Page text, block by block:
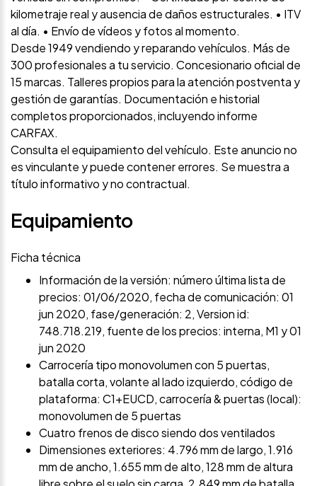
kilometraje real y ausencia de daños estructurales. • ITV
al día. • Envío de vídeos y fotos al momento.
Desde 1949 vendiendo y reparando vehículos. Más de
300 profesionales a tu servicio. Concesionario oficial de
15 marcas. Talleres propios para la atención postventa y
gestión de garantías. Documentación e historial
completos proporcionados, incluyendo informe
CARFAX.
Consulta el equipamiento del vehículo. Este anuncio no
es vinculante y puede contener errores. Se muestra a
título informativo y no contractual.
Equipamiento
Ficha técnica
Información de la versión: número última lista de
precios: 01/06/2020, fecha de comunicación: 01
jun 2020, fase/generación: 2, Version id:
748.718.219, fuente de los precios: interna, M1 y 01
jun 2020
Carrocería tipo monovolumen con 5 puertas,
batalla corta, volante al lado izquierdo, código de
plataforma: C1+EUCD, carrocería & puertas (local):
monovolumen de 5 puertas
Cuatro frenos de disco siendo dos ventilados
Dimensiones exteriores: 4.796 mm de largo, 1.916
mm de ancho, 1.655 mm de alto, 128 mm de altura